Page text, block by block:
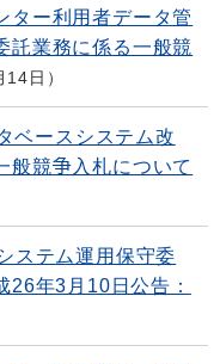
ター利用者データ管
託業務に係る一般競
14日
ベースシステム改
般競争入札について
ステム運用保守委
26年3月10日公告：